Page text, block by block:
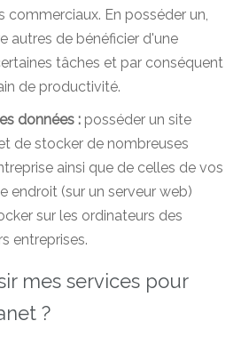
commerciaux. En posséder un,
autres de bénéficier d'une
tâches et par conséquent
de productivité.
données : posséder un site
de stocker de nombreuses
ainsi que de celles de vos
endroit (sur un serveur web)
sur les ordinateurs des
entreprises.
mes services pour
?